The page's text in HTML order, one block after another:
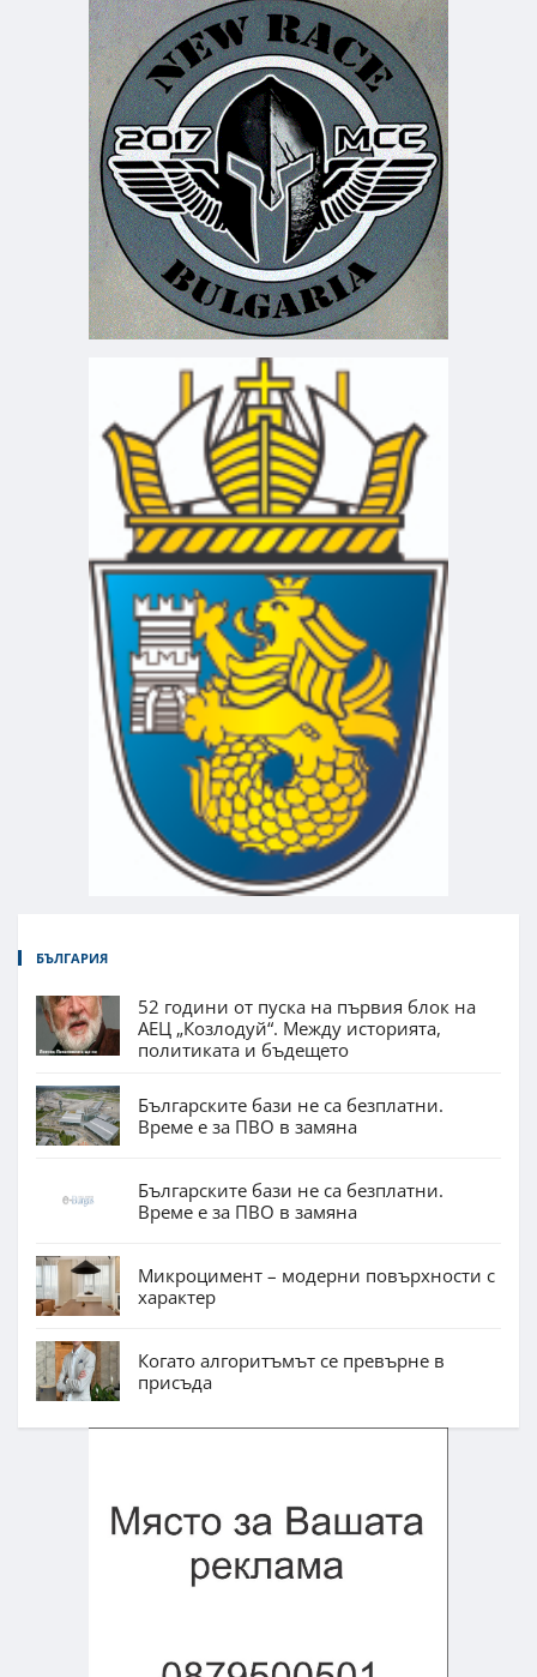
БЪЛГАРИЯ
52 години от пуска на първия блок на
АЕЦ „Козлодуй“. Между историята,
политиката и бъдещето
Българските бази не са безплатни.
Време е за ПВО в замяна
Българските бази не са безплатни.
Време е за ПВО в замяна
Микроцимент – модерни повърхности с
характер
Когато алгоритъмът се превърне в
присъда